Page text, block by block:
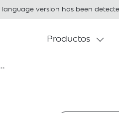
language version has been
Productos